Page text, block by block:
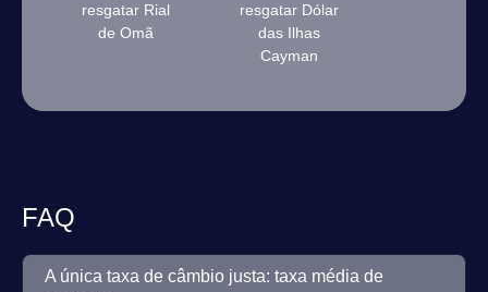
resgatar Rial
de Omã
resgatar Dólar
das Ilhas
Cayman
FAQ
A única taxa de câmbio justa: taxa média de